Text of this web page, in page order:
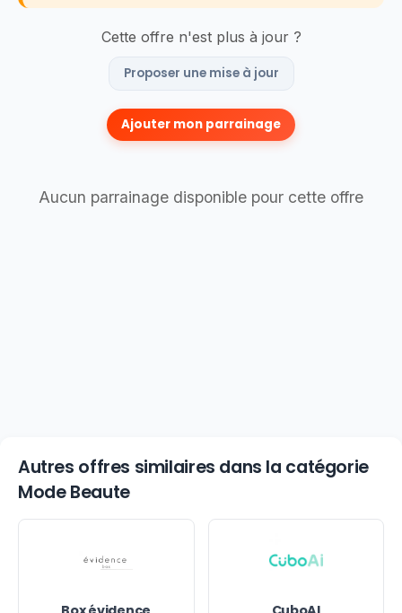
Cette offre n'est plus à jour ?
Proposer une mise à jour
Ajouter mon parrainage
Aucun parrainage disponible pour cette offre
Autres offres similaires dans la catégorie
Mode Beaute